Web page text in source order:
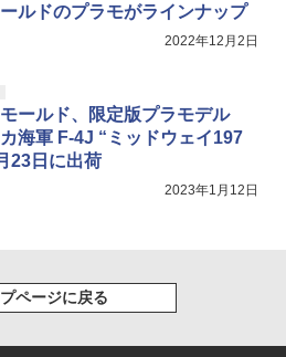
ルドのプラモがラインナップ
2022年12月2日
ールド、限定版プラモデル
カ海軍 F-4J “ミッドウェイ197
23日に出荷
2023年1月12日
プページに戻る